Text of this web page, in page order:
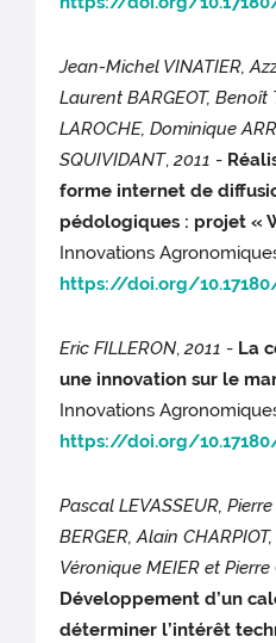
Jean-Michel VINATIER,
Laurent BARGEOT,
LAROCHE, Dominique
SQUIVIDANT,2011 -
forme internet de
pédologiques : projet «
Innovations
https://doi.org/
Eric FILLERON,2011 - La
une innovation sur le
Innovations
https://doi.org/
Pascal LEVASSEUR,
BERGER, Alain
Véronique MEIER et Pierre
Développement d’un
déterminer l’intérêt